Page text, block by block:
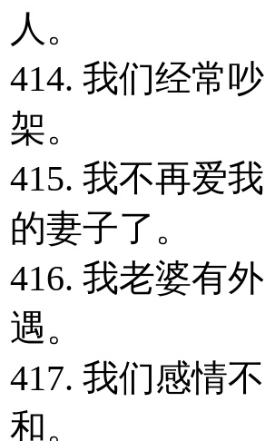
人。
414. 我们经常吵
架。
415. 我不再爱我
的妻子了。
416. 我老婆有外
遇。
417. 我们感情不
和。